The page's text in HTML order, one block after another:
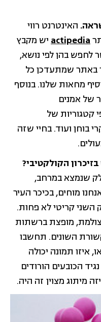
האינטרנט רווי
actipedia יש מקבץ
לחפש בהן לפי נושא,
באתר שמתעדכן כל
מחאות שלנו. בנוסף
של אמנים
קטגוריות של
בוחן ועוד. בחיי שזה
הקולקטיבי?
שנמצא במרחב,
מוחים, בכיכר העיר
השני קריטי לא פחות.
מופצת ברשתות
השונים. תחשבו
איזו תמונה יכולה
הכובעים הורודים
מיתוג מצוין זה היה.